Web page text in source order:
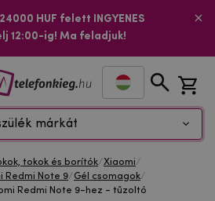
HUF felett INGYENES
12:00-ig! Ma feladjuk!
márkát
tokok és borítók/Xiaomi/
Redmi Note 9/Gél csomagok/
Redmi Note 9-hez - tűzoltó